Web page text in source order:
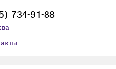
734-91-88